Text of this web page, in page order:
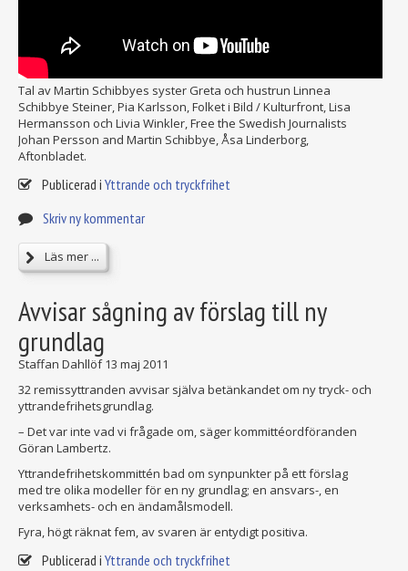
Tal av Martin Schibbyes syster Greta och hustrun Linnea
Schibbye Steiner, Pia Karlsson, Folket i Bild / Kulturfront, Lisa
Hermansson och Livia Winkler, Free the Swedish Journalists
Johan Persson and Martin Schibbye, Åsa Linderborg,
Aftonbladet.
Publicerad i Yttrande och tryckfrihet
Skriv ny kommentar
Läs mer ...
Avvisar sågning av förslag till ny
grundlag
Staffan Dahllöf13 maj 2011
32 remissyttranden avvisar själva betänkandet om ny tryck- och
yttrandefrihetsgrundlag.
– Det var inte vad vi frågade om, säger kommittéordföranden
Göran Lambertz.
Yttrandefrihetskommittén bad om synpunkter på ett förslag
med tre olika modeller för en ny grundlag; en ansvars-, en
verksamhets- och en ändamålsmodell.
Fyra, högt räknat fem, av svaren är entydigt positiva.
Publicerad i Yttrande och tryckfrihet